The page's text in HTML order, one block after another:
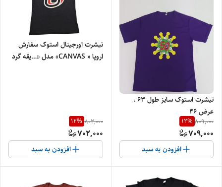
تیشرت استوک سایز طول 63 ،
عرض 46
809,000
12%
709,000
افزودن به سبد
تیشرت اورجینال استوک سفارش
اروپا « CANVAS» مدل «…یقه گرد
802,000
12%
702,000
افزودن به سبد